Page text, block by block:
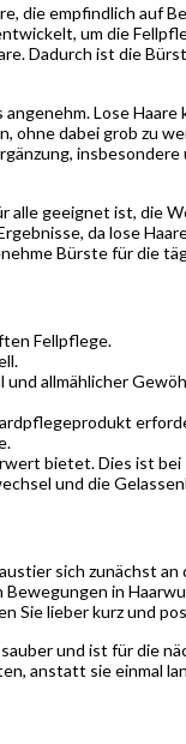
die empfindlich auf
um die
Dadurch ist die
Lose Haare
ohne dabei grob zu
insbesondere
geeignet ist, die
da lose
Bürste für die
Fellpflege.
allmählicher
bietet. Dies ist
und die
sich zunächst
in
Sie lieber kurz und
und ist für die
anstatt sie einmal